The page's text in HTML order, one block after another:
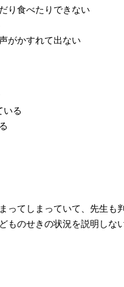
り食べたりできない
がかすれて出ない
いる
ってしまっていて、先生も
ものせきの状況を説明しな